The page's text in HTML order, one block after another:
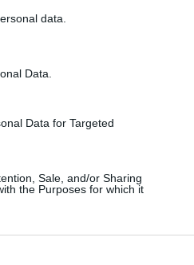
data.
Data.
Data for Targeted
Sale, and/or Sharing
the Purposes for which it